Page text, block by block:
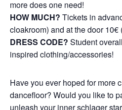
more does one need!
HOW MUCH? Tickets in
cloakroom) and at the door
DRESS CODE? Student
inspired clothing/accessories!
Have you ever hoped for more
dancefloor? Would you like to
unleash your inner schlager